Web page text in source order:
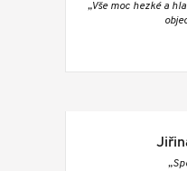
„Vše moc hezké a